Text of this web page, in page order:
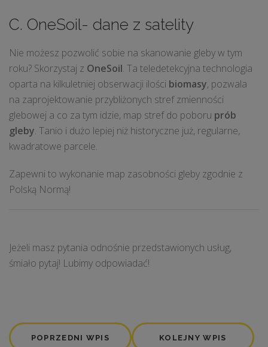
C. OneSoil- dane z satelity
Nie możesz pozwolić sobie na skanowanie gleby w tym
roku? Skorzystaj z OneSoil. Ta teledetekcyjna technologia
oparta na kilkuletniej obserwacji ilości biomasy, pozwala
na zaprojektowanie przybliżonych stref zmienności
glebowej a co za tym idzie, map stref do poboru prób
gleby. Tanio i dużo lepiej niż historyczne już, regularne,
kwadratowe parcele.
Zapewni to wykonanie map zasobności gleby zgodnie z
Polską Normą!
Jeżeli masz pytania odnośnie przedstawionych usług,
śmiało pytaj! Lubimy odpowiadać!
POPRZEDNI WPIS KOLEJNY WPIS